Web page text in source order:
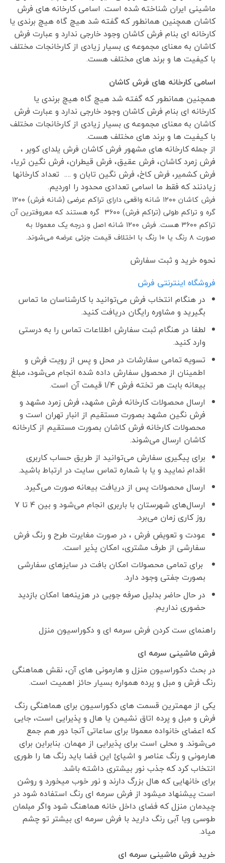
ماشینی ایران شناخته شده است. اسامی کارخانه های فرش
کاشان همچنین همانطور که گفته شد هیچ گاه هیچ برندی یا
کارخانه ای بنام فرش کاشان وجود خارجی ندارد و عبارت فرش
کاشان به معنای مجموعه ی بسیار زیادی از کارخانجات مختلف
با کیفیت ها و برند های مختلف هست.
اسامی کارخانه های فرش کاشان
همچنین همانطور که گفته شد هیچ گاه هیچ برندی یا
کارخانه ای بنام فرش کاشان وجود خارجی ندارد و عبارت فرش
کاشان به معنای مجموعه ی بسیار زیادی از کارخانجات مختلف
با کیفیت ها و برند های مختلف هست.
از جمله کارخانه های مشهور فرش کاشان فرش یلدای کویر ،
فرش زمرد کاشان، فرش عقیق، فرش قیطران، فرش نگین ثریا،
فرش کشمیر، فرش کاخ، فرش نگین تابان و …. تعداد کارخانها
زیادنند که فقط ما اسامی تعدادی محدود را اوردیم.
فرش کاشان ۱۲۰۰ شانه واقعی دارای تراکم عرضی (شانه فرش) ۱۲۰۰
گره و تراکم طولی (تراکم فرش) ۳۶۰۰ گره هستند که معروفترین آن
تراکم ۳۶۰۰ هست. فرش ۱۲۰۰ شانه اصل و درجه یک معمولا به
صورت ۸ رنگ یا ۱۰ رنگ با اختلاف قیمت جزئی عرضه می‌شوند.
نحوه خرید و ثبت سفارش
فروشگاه اینترنتی فرش
در هنگام انتخاب فرش می‌توانید با کارشناسان ما تماس
بگیرید و مشاوره رایگان دریافت کنید.
لطفا در هنگام ثبت سفارش اطلاعات تماس را به درستی
وارد کنید.
تسویه تمامی سفارشات در محل و پس از رویت فرش و
اطمینان از محصول سفارش داده شده انجام می‌شود، مبلغ
بیعانه بابت هر تخته فرش ۱/۴ قیمت آن است.
ارسال محصولات کارخانه فرش مشهد، فرش زمرد مشهد و
فرش نگین مشهد بصورت مستقیم از انبار تهران است و
محصولات کارخانه فرش کاشان بصورت مستقیم از کارخانه
کاشان ارسال می‌شوند.
برای پیگیری سفارش می‌توانید از طریق حساب کاربری
اقدام نمایید و یا با شماره تماس سایت در ارتباط باشید.
ارسال محصولات پس از دریافت بیعانه صورت می‌گیرد.
ارسال‌های شهرستان با باربری انجام می‌شود و بین ۴ تا ۷
روز کاری زمان می‌برد.
عودت و تعویض فرش ، در صورت مغایرت طرح و رنگ فرش
سفارشی از طرف مشتری، امکان پذیر است.
برای تمامی محصولات امکان بافت در سایزهای سفارشی
بصورت جفتی وجود دارد.
در حال حاضر بدلیل صرفه جویی در هزینه‌ها امکان بازدید
حضوری نداریم.
راهنمای ست کردن فرش سرمه ای و دکوراسیون منزل
فرش ماشینی سرمه ای
در بحث دکوراسیون منزل و هارمونی های آن، نقش هماهنگی
رنگ فرش و مبل و پرده همواره بسیار حائز اهمیت است.
یکی از مهمترین قسمت های دکوراسیون برای هماهنگی رنگ
فرش و مبل و پرده اتاق نشیمن یا هال و پذیرایی است، جایی
که اعضای خانواده معمولا برای ساعاتی آنجا دور هم جمع
می‌شوند. و محلی است برای پذیرایی از مهمان. بنابراین برای
هارمونی و رنگ عناصر و اشیائ این فضا باید رنگ ها را طوری
انتخاب کرد که جذب نور بیشتری داشته باشد.
برای خانهایی که هال بزرگ دارند و نور خوب میخورد و روشن
است پیشنهاد میشود از فرش سرمه ای رنگ استفاده شود در
چیدمان منزل که فضای داخل خانه هماهنگ شود واگر مبلمان
طوسی ویا آبی رنگ دارید با فرش سرمه ای بیشتر تو چشم
میاد.
خرید فرش ماشینی سرمه ای